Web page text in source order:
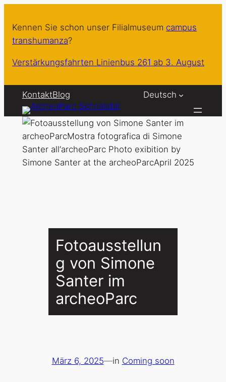
Inhalt
springen
Kennen Sie schon unser Filialmuseum campus
transhumanza?
Verstärkungsfahrten Linienbus 261 ab 3. August
KontaktBlog Deutsch
Fotoausstellun
g von Simone
Santer im
archeoParc
März 6, 2025—in Coming soon